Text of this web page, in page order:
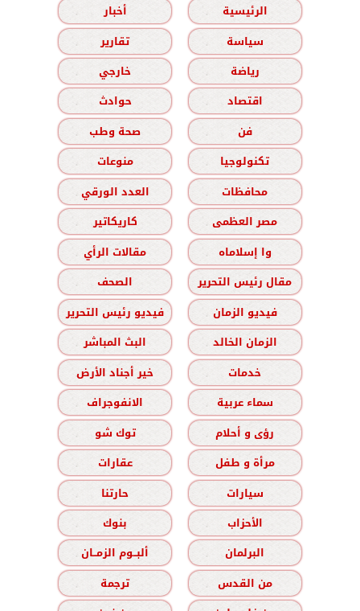
الرئيسية
أخبار
سياسة
تقارير
رياضة
خارجي
اقتصاد
حوادث
فن
صحة وطب
تكنولوجيا
منوعات
محافظات
العدد الورقي
مصر العظمى
كاريكاتير
وا إسلاماه
مقالات الرأي
مقال رئيس التحرير
الصحف
فيديو الزمان
فيديو رئيس التحرير
الزمان الخالد
البث المباشر
خدمات
خير أجناد الأرض
سماء عربية
الانفوجراف
رؤى و أحلام
توك شو
مرأة و طفل
عقارات
سيارات
حارتنا
الأحزاب
بنوك
البرلمان
ألبــوم الزمــان
من القدس
ترجمة